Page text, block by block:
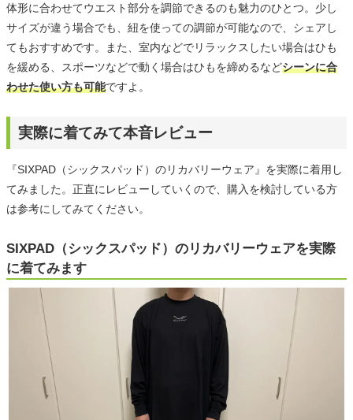
体形に合わせてウエスト部分を調節できるのも魅力のひとつ。少し
サイズが違う場合でも、紐を使っての調節が可能なので、シェアし
てもおすすめです。また、室内などでリラックスしたい場合はひも
を緩める、スポーツなどで動く場合はひもを締めるなどシーンに合
わせた使い方も可能ですよ。
実際に着てみて本音レビュー
『SIXPAD（シックスパッド）のリカバリーウェア』を実際に着用し
てみました。正直にレビューしていくので、購入を検討している方
は参考にしてみてください。
SIXPAD（シックスパッド）のリカバリーウェアを実際
に着てみます